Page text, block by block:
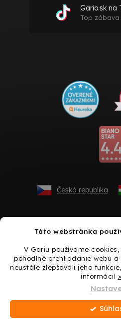
Táto webstránka
V Gariu používame
pohodlné prehliadanie webu
neustále zlepšovali jeho
informácií
Gario.sk na
Top
Česká republika
Vytvoril
Copyright 2026Gario.sk.